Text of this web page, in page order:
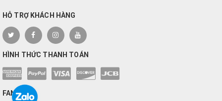
HỖ TRỢ KHÁCH HÀNG
HÌNH THỨC THANH TOÁN
FANPAGE